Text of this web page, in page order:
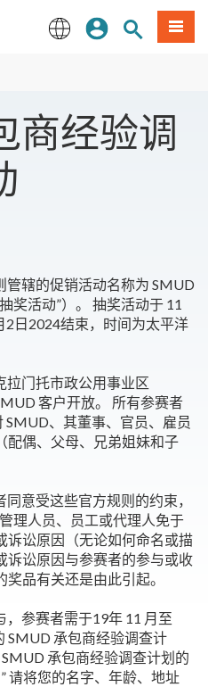
登录网站搜索
項目
商经验调
管辖的促销活动名称为 SMUD
奖活动”）。 抽奖活动于 11
2日2024结束，时间为太平洋
拉门托市政公用事业区
客户开放。 所有参赛者
SMUD、其董事、官员、雇员
配偶、父母、兄弟姐妹和子
意受这些官方规则的约束，
理人员、员工或代理人免于
诉讼原因（无论如何命名或描
诉讼原因与参赛者的参与或收
品有关还是由此引起。
，参赛者需于19年 11 月至
SMUD 承包商经验调查计
承包商经验调查计划的
请将您的名字、年龄、地址